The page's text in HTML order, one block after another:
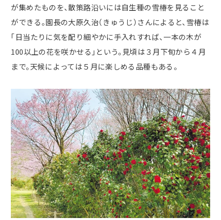
が集めたものを、散策路沿いには自生種の雪椿を見ること
ができる。園長の大原久治（きゅうじ）さんによると、雪椿は
「日当たりに気を配り細やかに手入れすれば、一本の木が
100以上の花を咲かせる」という。見頃は３月下旬から４月
まで。天候によっては５月に楽しめる品種もある。